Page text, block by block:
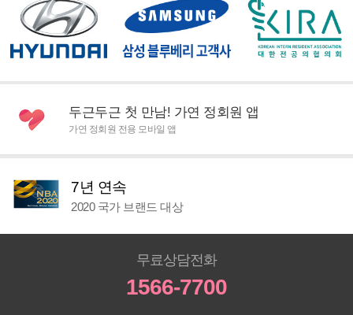
두근두근 첫 만남! 가연 정회원 앱
가연 정회원 전용 모바일 앱
7년 연속
2020 국가 브랜드 대상
무료상담전화
1566-7700